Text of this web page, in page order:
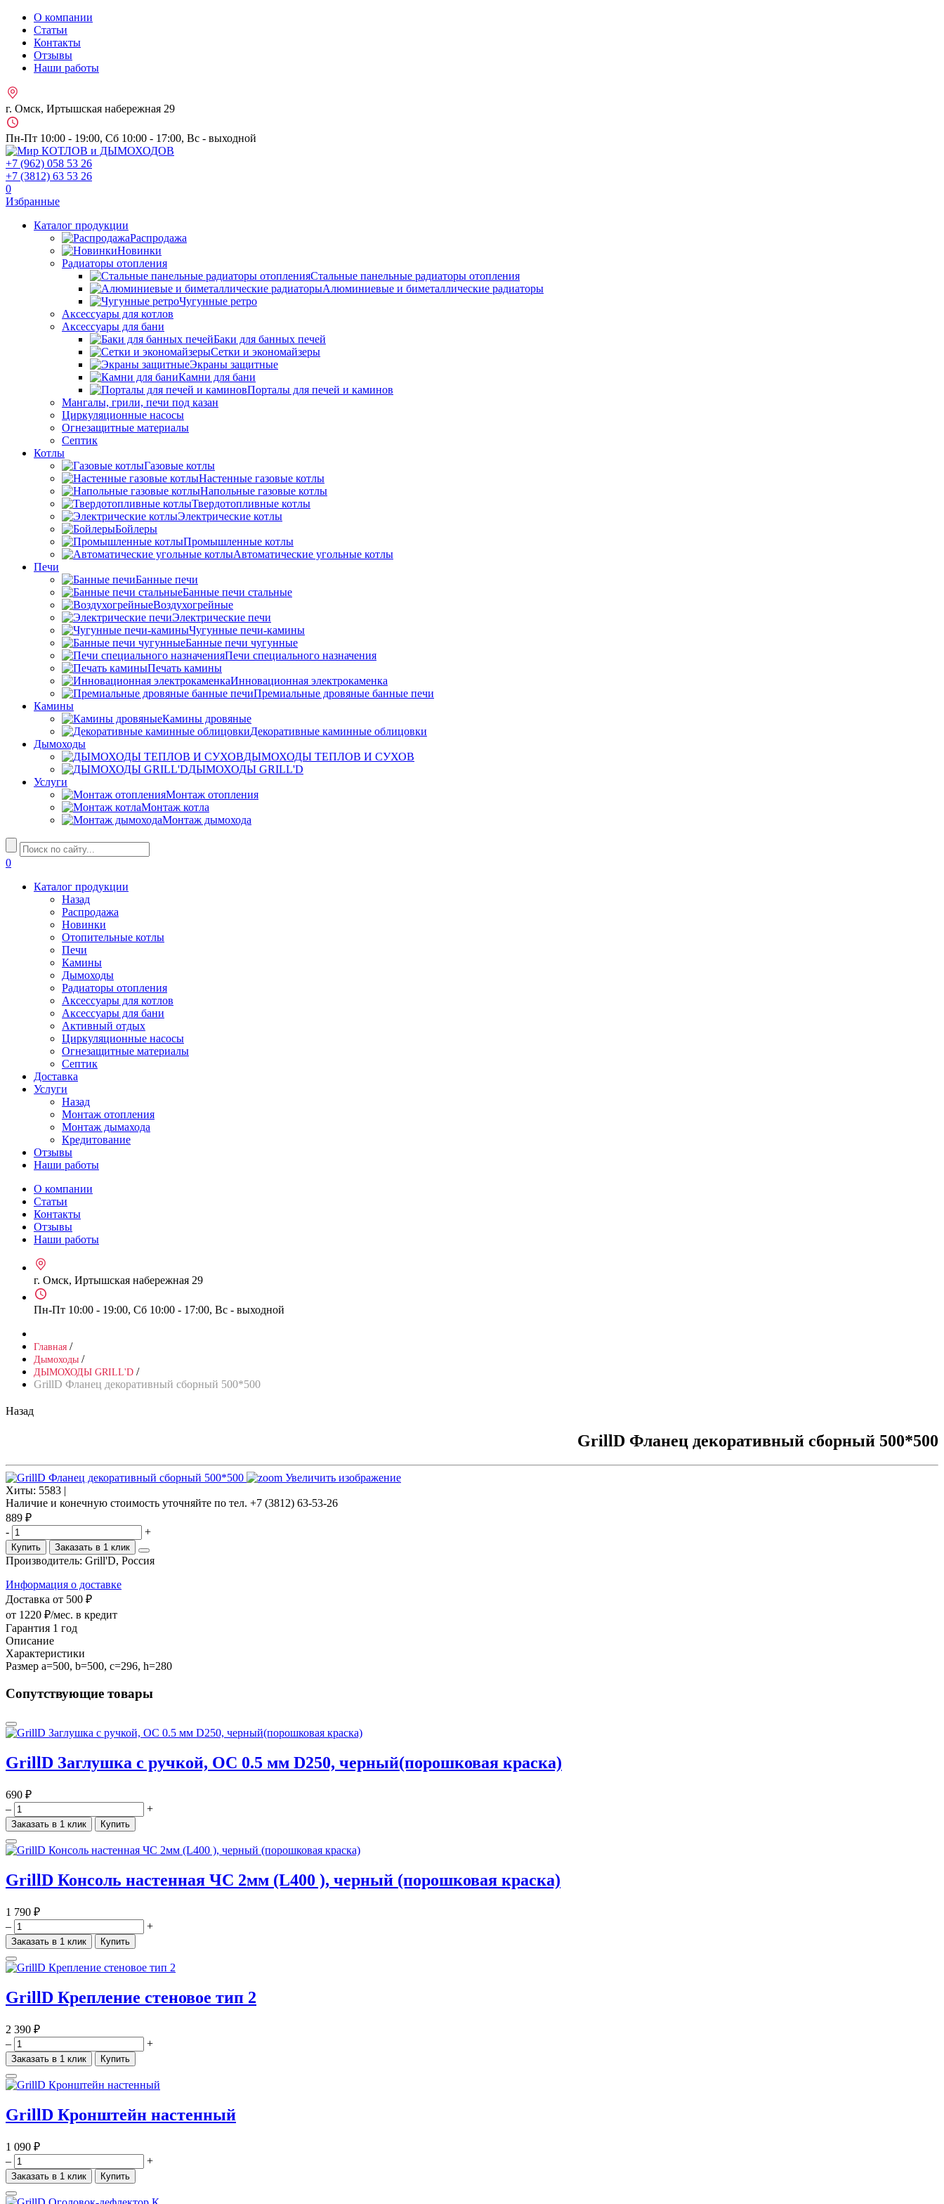
О компании
Статьи
Контакты
Отзывы
Наши работы
г. Омск, Иртышская набережная 29
Пн-Пт 10:00 - 19:00, Сб 10:00 - 17:00, Вс - выходной
+7 (962) 058 53 26
+7 (3812) 63 53 26
0
Избранные
Каталог продукции
Распродажа
Новинки
Радиаторы отопления
Стальные панельные радиаторы отопления
Алюминиевые и биметаллические радиаторы
Чугунные ретро
Аксессуары для котлов
Аксессуары для бани
Баки для банных печей
Сетки и экономайзеры
Экраны защитные
Камни для бани
Порталы для печей и каминов
Мангалы, грили, печи под казан
Циркуляционные насосы
Огнезащитные материалы
Септик
Котлы
Газовые котлы
Настенные газовые котлы
Напольные газовые котлы
Твердотопливные котлы
Электрические котлы
Бойлеры
Промышленные котлы
Автоматические угольные котлы
Печи
Банные печи
Банные печи стальные
Воздухогрейные
Электрические печи
Чугунные печи-камины
Банные печи чугунные
Печи специального назначения
Печать камины
Инновационная электрокаменка
Премиальные дровяные банные печи
Камины
Камины дровяные
Декоративные каминные облицовки
Дымоходы
ДЫМОХОДЫ ТЕПЛОВ И СУХОВ
ДЫМОХОДЫ GRILL'D
Услуги
Монтаж отопления
Монтаж котла
Монтаж дымохода
0
Каталог продукции
Назад
Распродажа
Новинки
Отопительные котлы
Печи
Камины
Дымоходы
Радиаторы отопления
Аксессуары для котлов
Аксессуары для бани
Активный отдых
Циркуляционные насосы
Огнезащитные материалы
Септик
Доставка
Услуги
Назад
Монтаж отопления
Монтаж дымахода
Кредитование
Отзывы
Наши работы
О компании
Статьи
Контакты
Отзывы
Наши работы
г. Омск, Иртышская набережная 29
Пн-Пт 10:00 - 19:00, Сб 10:00 - 17:00, Вс - выходной
Главная /
Дымоходы /
ДЫМОХОДЫ GRILL'D /
GrillD Фланец декоративный сборный 500*500
Назад
GrillD Фланец декоративный сборный 500*500
Увеличить изображение
Хиты: 5583 |
Наличие и конечную стоимость уточняйте по тел. +7 (3812) 63-53-26
889 ₽
-
+
Купить Заказать в 1 клик
Производитель: Grill'D, Россия
Информация о доставке
Доставка от 500 ₽
от 1220 ₽/мес. в кредит
Гарантия 1 год
Описание
Характеристики
Размер a=500, b=500, c=296, h=280
Сопутствующие товары
GrillD Заглушка с ручкой, ОС 0.5 мм D250, черный(порошковая краска)
690 ₽
–
+
Заказать в 1 клик Купить
GrillD Консоль настенная ЧС 2мм (L400 ), черный (порошковая краска)
1 790 ₽
–
+
Заказать в 1 клик Купить
GrillD Крепление стеновое тип 2
2 390 ₽
–
+
Заказать в 1 клик Купить
GrillD Кронштейн настенный
1 090 ₽
–
+
Заказать в 1 клик Купить